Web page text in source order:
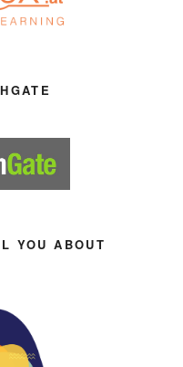
YOU ABOUT